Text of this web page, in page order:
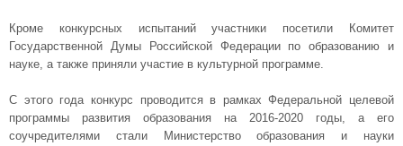
Кроме конкурсных испытаний участники посетили Комитет
Государственной Думы Российской Федерации по образованию и
науке, а также приняли участие в культурной программе.
С этого года конкурс проводится в рамках Федеральной целевой
программы развития образования на 2016-2020 годы, а его
соучредителями стали Министерство образования и науки